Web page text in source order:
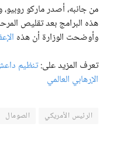
من جانبه، أصدر ماركو روبيو،
هذه البرامج بعد تقليص
وأوضحت الوزارة أن هذه
تعرف المزيد على:تنظيم
الإرهابي العالمي
الرئيس الأمريكي الصومال